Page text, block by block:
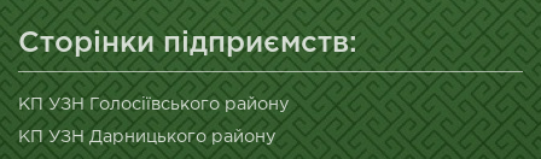
Сторінки підприємств:
КП УЗН Голосіївського району
КП УЗН Дарницького району